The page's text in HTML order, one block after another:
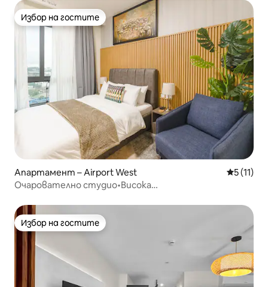
Избор на гостите
Избор на гостите
Апартамент – Airport West Средна
5 (11)
Очарователно студио•Висока
Избор на гостите
Избор на гостите